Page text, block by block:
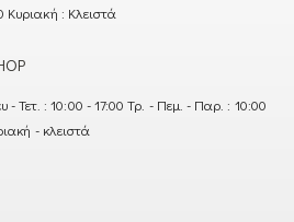
Κυριακή : Κλειστά
- Τετ. : 10:00 - 17:00 Τρ. - Πεμ. - Παρ. : 10:00
- κλειστά